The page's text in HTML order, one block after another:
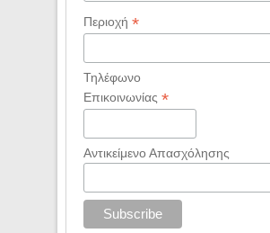
Περιοχή *
Τηλέφωνο
Επικοινωνίας *
Αντικείμενο Απασχόλησης